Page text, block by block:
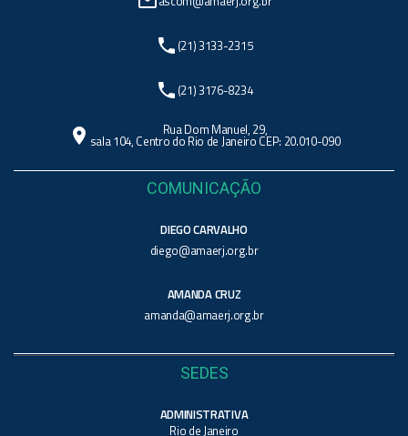
phone (21) 3133-2315
phone (21) 3176-8234
location_on Rua Dom Manuel, 29,
sala 104, Centro do Rio de Janeiro CEP: 20.010-090
COMUNICAÇÃO
DIEGO CARVALHO
diego@amaerj.org.br
AMANDA CRUZ
amanda@amaerj.org.br
SEDES
ADMINISTRATIVA
Rio de Janeiro